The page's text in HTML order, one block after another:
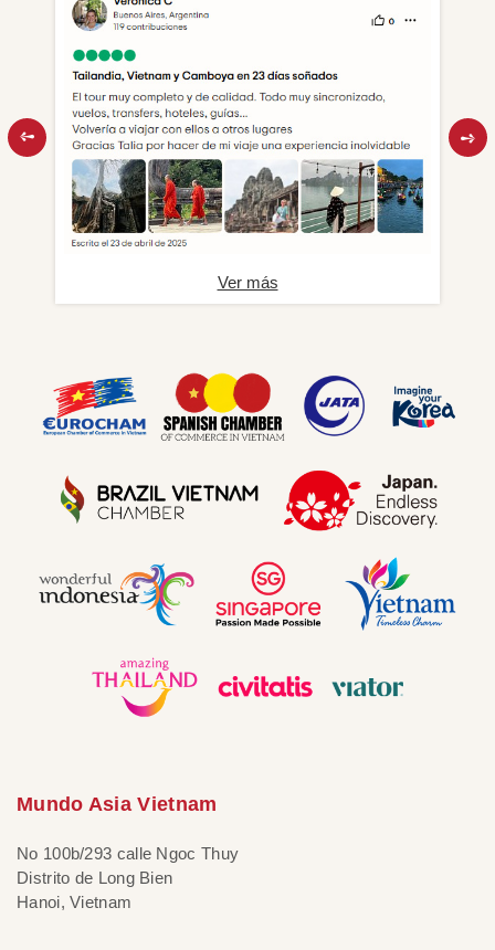
Ver más
Mundo Asia Vietnam
No 100b/293 calle Ngoc Thuy
Distrito de Long Bien
Hanoi, Vietnam